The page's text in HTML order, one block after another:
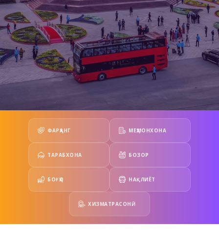
ФАРҲАНГ МЕҲМОНХОНА
ТАРАБХОНА БОЗОР
БОҒҲО НАҚЛИЁТ
ХИЗМАТРАСОНӢ